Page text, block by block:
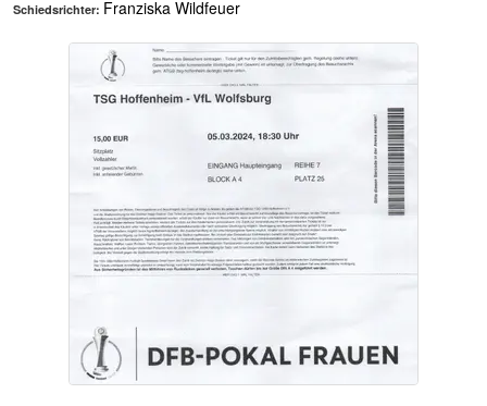
Schiedsrichter: Franziska Wildfeuer